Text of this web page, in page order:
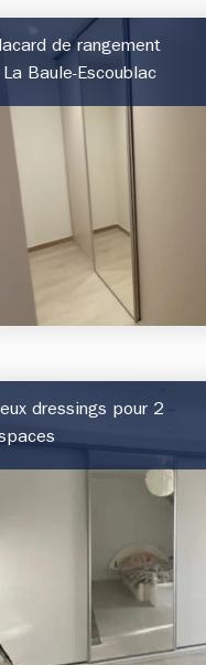
de rangement
Baule-Escoublac
dressings pour 2